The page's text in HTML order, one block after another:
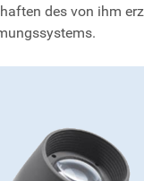
des von ihm